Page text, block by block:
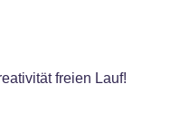
freien Lauf!